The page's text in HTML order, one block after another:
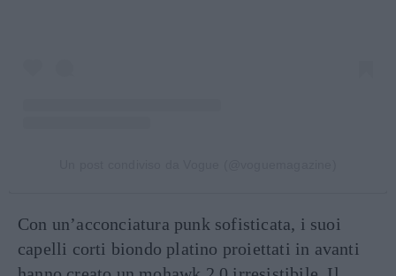
Con un’acconciatura punk sofisticata, i suoi
capelli corti biondo platino proiettati in avanti